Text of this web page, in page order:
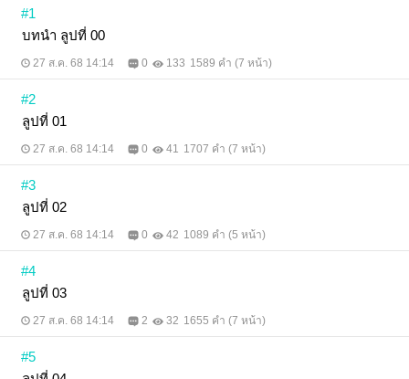
#1
บทนำ ลูปที่ 00
27 ส.ค. 68 14:14 0 133 1589 คำ (7 หน้า)
#2
ลูปที่ 01
27 ส.ค. 68 14:14 0 41 1707 คำ (7 หน้า)
#3
ลูปที่ 02
27 ส.ค. 68 14:14 0 42 1089 คำ (5 หน้า)
#4
ลูปที่ 03
27 ส.ค. 68 14:14 2 32 1655 คำ (7 หน้า)
#5